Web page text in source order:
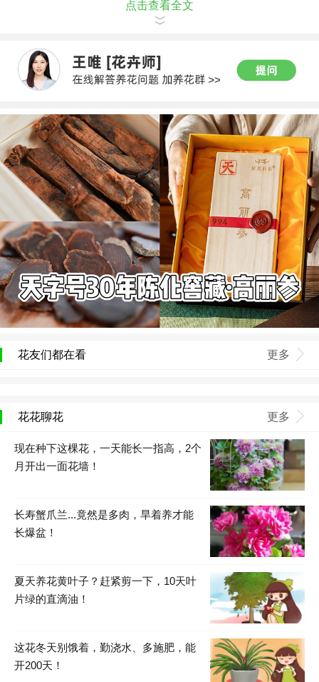
点击查看全文
花友们都在看 更多
花花聊花 更多
现在种下这棵花，一天能长一指高，2个
月开出一面花墙！
长寿蟹爪兰...竟然是多肉，旱着养才能
长爆盆！
夏天养花黄叶子？赶紧剪一下，10天叶
片绿的直滴油！
这花冬天别饿着，勤浇水、多施肥，能
开200天！